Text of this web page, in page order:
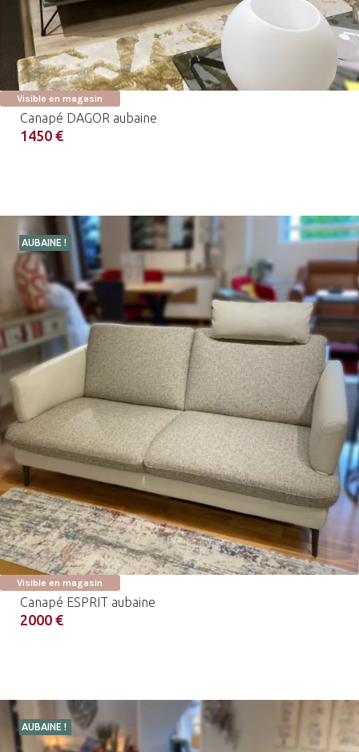
Visible en magasin
Canapé DAGOR aubaine
1450 €
AUBAINE !
Visible en magasin
Canapé ESPRIT aubaine
2000 €
AUBAINE !